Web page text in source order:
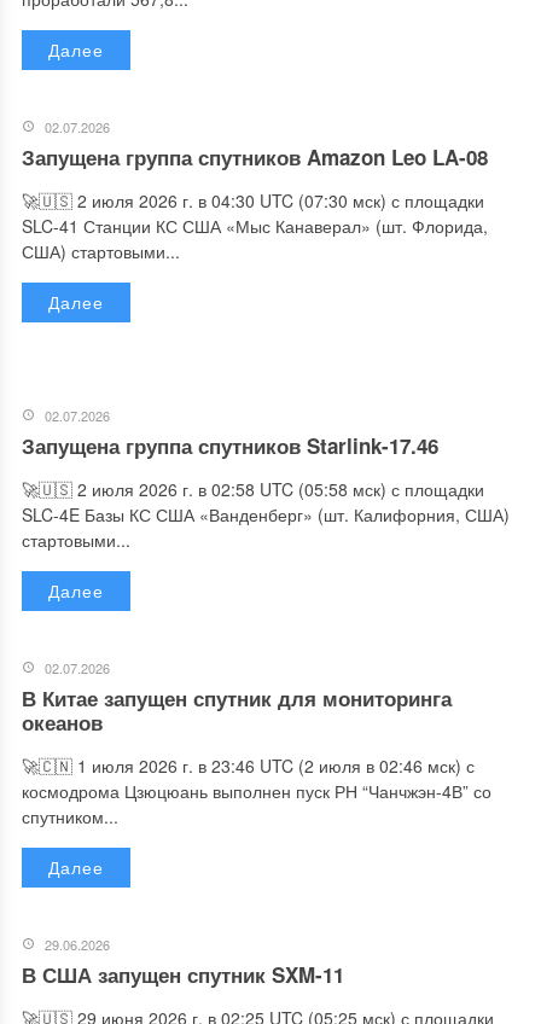
Далее
02.07.2026
Запущена группа спутников Amazon Leo LA-08
🚀🇺🇸 2 июля 2026 г. в 04:30 UTC (07:30 мск) с площадки
SLC-41 Станции КС США «Мыс Канаверал» (шт. Флорида,
США) стартовыми...
Далее
02.07.2026
Запущена группа спутников Starlink-17.46
🚀🇺🇸 2 июля 2026 г. в 02:58 UTC (05:58 мск) с площадки
SLC-4E Базы КС США «Ванденберг» (шт. Калифорния, США)
стартовыми...
Далее
02.07.2026
В Китае запущен спутник для мониторинга
океанов
🚀🇨🇳 1 июля 2026 г. в 23:46 UTC (2 июля в 02:46 мск) с
космодрома Цзюцюань выполнен пуск РН “Чанчжэн-4В” со
спутником...
Далее
29.06.2026
В США запущен спутник SXM-11
🚀🇺🇸 29 июня 2026 г. в 02:25 UTC (05:25 мск) с площадки